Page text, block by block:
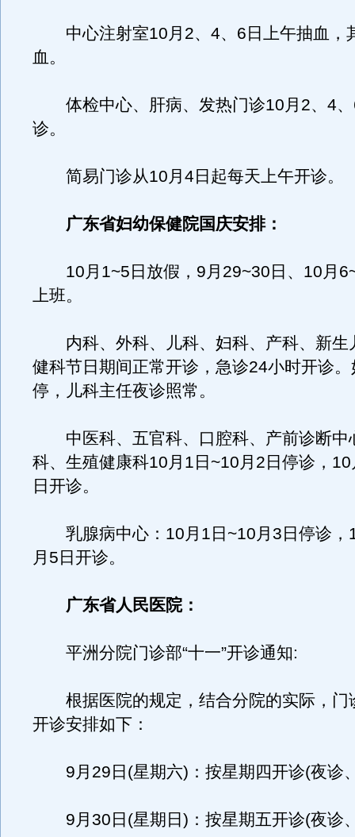
中心注射室10月2、4、6日上午抽血，
血。
体检中心、肝病、发热门诊10月2、4、
诊。
简易门诊从10月4日起每天上午开诊。
广东省妇幼保健院国庆安排：
10月1~5日放假，9月29~30日、10月
上班。
内科、外科、儿科、妇科、产科、新生
健科节日期间正常开诊，急诊24小时开诊
停，儿科主任夜诊照常。
中医科、五官科、口腔科、产前诊断中
科、生殖健康科10月1日~10月2日停诊，
日开诊。
乳腺病中心：10月1日~10月3日停诊，
月5日开诊。
广东省人民医院：
平洲分院门诊部“十一”开诊通知:
根据医院的规定，结合分院的实际，门
开诊安排如下：
9月29日(星期六)：按星期四开诊(夜诊
9月30日(星期日)：按星期五开诊(夜诊